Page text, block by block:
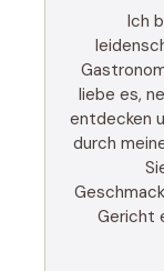
Ich
liebe es,
entdecken
durch
Gericht